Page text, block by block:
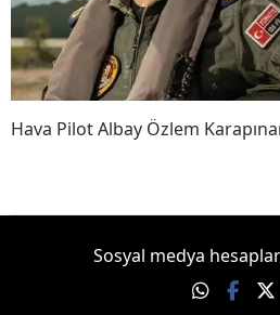
Hava Pilot Albay Özlem
Sosyal medya